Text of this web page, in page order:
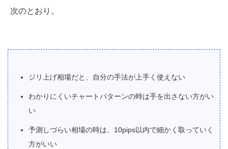
次のとおり。
ジリ上げ相場だと、自分の手法が上手く使えない
わかりにくいチャートパターンの時は手を出さない方がい
い
予測しづらい相場の時は、10pips以内で細かく取っていく
方がいい